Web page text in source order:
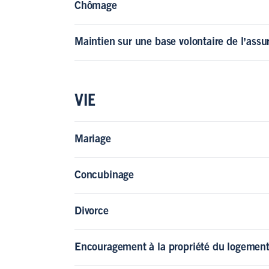
Chômage
Maintien sur une base volontaire de
VIE
Mariage
Concubinage
Divorce
Encouragement à la propriété du